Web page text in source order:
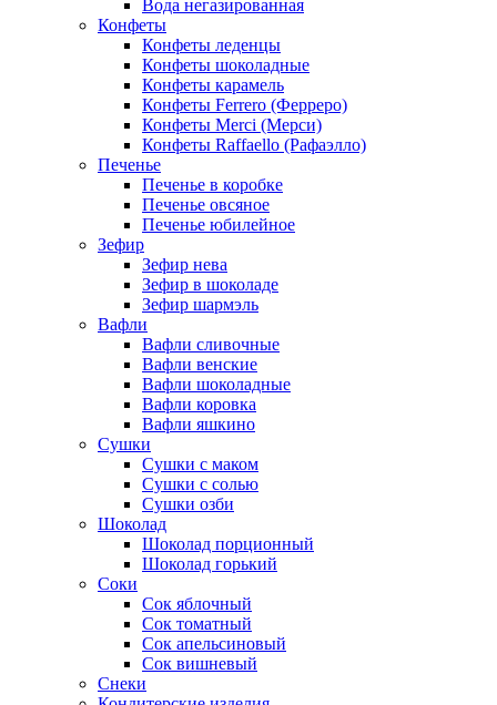
Вода негазированная
Конфеты
Конфеты леденцы
Конфеты шоколадные
Конфеты карамель
Конфеты Ferrero (Ферреро)
Конфеты Merci (Мерси)
Конфеты Raffaello (Рафаэлло)
Печенье
Печенье в коробке
Печенье овсяное
Печенье юбилейное
Зефир
Зефир нева
Зефир в шоколаде
Зефир шармэль
Вафли
Вафли сливочные
Вафли венские
Вафли шоколадные
Вафли коровка
Вафли яшкино
Сушки
Сушки с маком
Сушки с солью
Сушки озби
Шоколад
Шоколад порционный
Шоколад горький
Соки
Сок яблочный
Сок томатный
Сок апельсиновый
Сок вишневый
Снеки